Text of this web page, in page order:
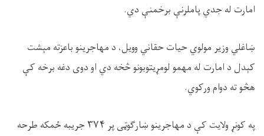
امارت له جدي پاملرنې برخمنې دي.
ښاغلي وزیر مولوي حیات حقاني وویل، د مهاجرینو باعزته مېشت
کېدل د امارت له مهمو لومړیتوبونو څخه دي او دوی دغه برخه کې
هڅو ته دوام ورکوي.
په کونړ ولایت کې د مهاجرینو ښارګوټی پر۳۷۴جریبه ځمکه طرحه